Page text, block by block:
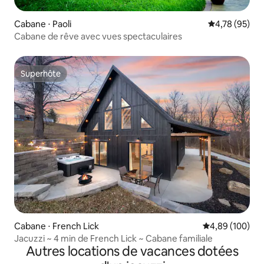
Cabane ⋅ Paoli Évaluation
4,78 (95)
Cabane de rêve avec vues spectaculaires
Superhôte
Superhôte
Cabane ⋅ French Lick Évaluation
4,89 (100)
Jacuzzi ~ 4 min de French Lick ~ Cabane familiale
Autres locations de vacances dotées